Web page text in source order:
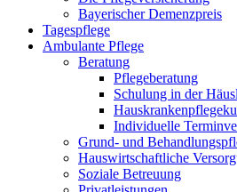
Bayerischer Demenzpreis
Tagespflege
Ambulante Pflege
Beratung
Pflegeberatung
Schulung in der
Individuelle
Grund- und
Hauswirtschaftliche
Soziale Betreuung